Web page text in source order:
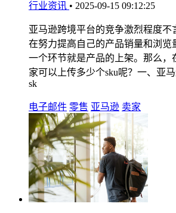
行业资讯 • 2025-09-15 09:12:25
亚马逊跨境平台的竞争激烈程度不
在努力提高自己的产品销量和浏览
一个环节就是产品的上架。那么，
家可以上传多少个sku呢？一、亚
sk
电子邮件 零售 亚马逊 卖家